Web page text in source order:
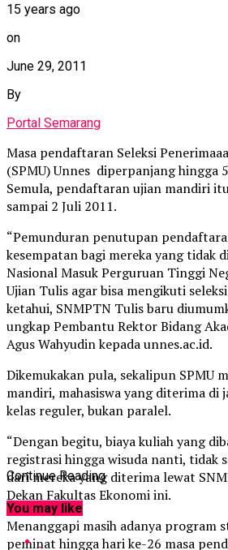
15 years ago
on
June 29, 2011
By
Portal Semarang
Masa pendaftaran Seleksi
(SPMU) Unnes diperpanjang hingga
Semula, pendaftaran ujian mandiri
sampai 2 Juli 2011.
“Pemunduran penutupan
kesempatan bagi mereka yang tidak
Nasional Masuk Perguruan Tinggi
Ujian Tulis agar bisa mengikuti
ketahui, SNMPTN Tulis baru
ungkap Pembantu Rektor Bidang
Agus Wahyudin kepada unnes.ac.id.
Dikemukakan pula, sekalipun SPMU
mandiri, mahasiswa yang diterima di
kelas reguler, bukan paralel.
“Dengan begitu, biaya kuliah yang
registrasi hingga wisuda nanti, tidak
dari mereka yang diterima lewat
Dekan Fakultas Ekonomi ini.
Menanggapi masih adanya program
peminat hingga hari ke-26 masa
Continue Reading
You may like